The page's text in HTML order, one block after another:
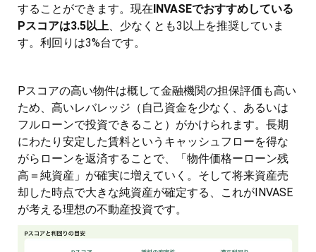
することができます。現在 INVASEでおすすめしている
Pスコアは3.5以上、少なくとも3以上を推奨していま
す。利回りは3%台です。
Pスコアの高い物件は概して金融機関の担保評価も高い
ため、高いレバレッジ（自己資金を少なく、あるいは
フルローンで投資できること）がかけられます。長期
にわたり安定した賃料というキャッシュフローを得な
がらローンを返済することで、「物件価格ーローン残
高＝純資産」が確実に増えていく。そして将来資産売
却した時点で大きな純資産が確定する、これがINVASE
が考える理想の不動産投資です。